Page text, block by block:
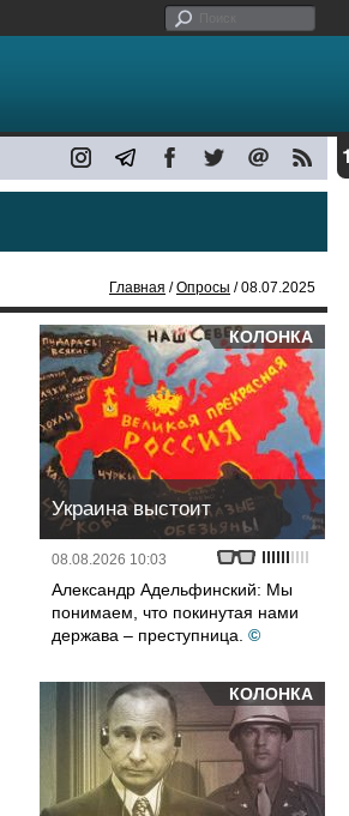
Главная /Опросы / 08.07.2025
КОЛОНКА
Украина выстоит
08.08.2026 10:03
Александр Адельфинский: Мы
понимаем, что покинутая нами
держава – преступница. ©
КОЛОНКА